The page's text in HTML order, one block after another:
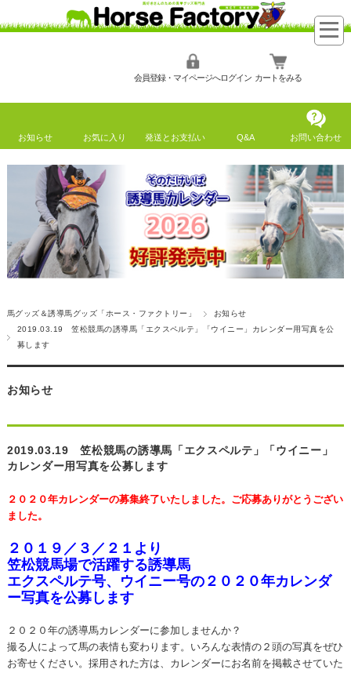
会員登録・マイページへログイン カートをみる
お知らせ お気に入り 発送とお支払い Q&A お問い合わせ
馬グッズ＆誘導馬グッズ「ホース・ファクトリー」
お知らせ
2019.03.19 笠松競馬の誘導馬「エクスペルテ」「ウイニー」カレンダー用写真を公
募します
お知らせ
2019.03.19 笠松競馬の誘導馬「エクスペルテ」「ウイニー」
カレンダー用写真を公募します
２０２０年カレンダーの募集終了いたしました。ご応募ありがとうござい
ました。
２０１９／３／２１より
笠松競馬場で活躍する誘導馬
エクスペルテ号、ウイニー号の２０２０年カレンダ
ー写真を公募します
２０２０年の誘導馬カレンダーに参加しませんか？
撮る人によって馬の表情も変わります。いろんな表情の２頭の写真をぜひ
お寄せください。採用された方は、カレンダーにお名前を掲載させていた